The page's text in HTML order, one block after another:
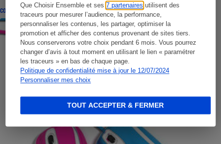
Que Choisir Ensemble et ses7 partenaires utilisent des
traceurs pour mesurer l’audience, la performance,
personnaliser les contenus, les partager, optimiser la
promotion et afficher des contenus provenant de sites tiers.
Nous conserverons votre choix pendant 6 mois. Vous pourrez
changer d’avis à tout moment en utilisant le lien « paramétrer
les traceurs » en bas de chaque page.
Politique de confidentialité mise à jour le 12/07/2024
Personnaliser mes choix
TOUT ACCEPTER & FERMER
CONSEILS